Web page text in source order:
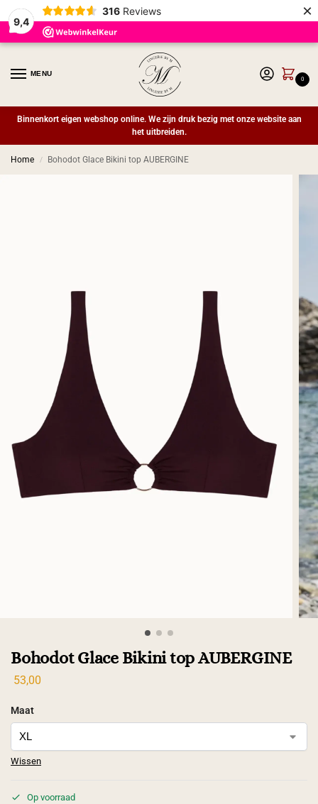
9,4
316 Reviews ×
MENU
0
Binnenkort eigen webshop online. We zijn druk bezig met onze website aan
het uitbreiden.
Home / Bohodot Glace Bikini top AUBERGINE
Bohodot Glace Bikini top AUBERGINE
53,00
Maat
Wissen
Op voorraad